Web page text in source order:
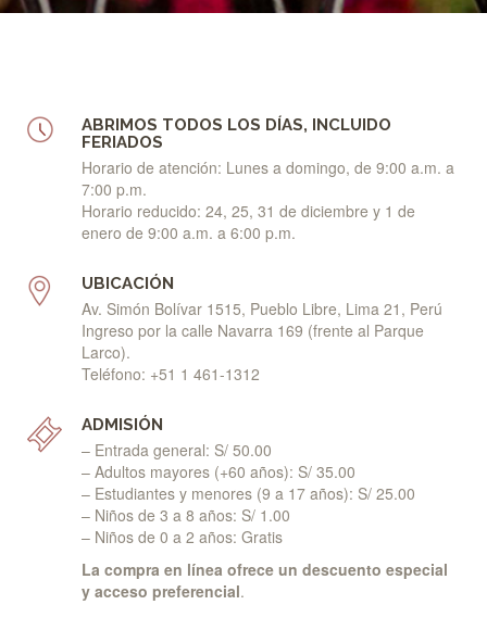
ABRIMOS TODOS LOS DÍAS, INCLUIDO
FERIADOS
Horario de atención: Lunes a domingo, de 9:00 a.m. a
7:00 p.m.
Horario reducido: 24, 25, 31 de diciembre y 1 de
enero de 9:00 a.m. a 6:00 p.m.
UBICACIÓN
Av. Simón Bolívar 1515, Pueblo Libre, Lima 21, Perú
Ingreso por la calle Navarra 169 (frente al Parque
Larco).
Teléfono: +51 1 461-1312
ADMISIÓN
– Entrada general: S/ 50.00
– Adultos mayores (+60 años): S/ 35.00
– Estudiantes y menores (9 a 17 años): S/ 25.00
– Niños de 3 a 8 años: S/ 1.00
– Niños de 0 a 2 años: Gratis
La compra en línea ofrece un descuento especial
y acceso preferencial.